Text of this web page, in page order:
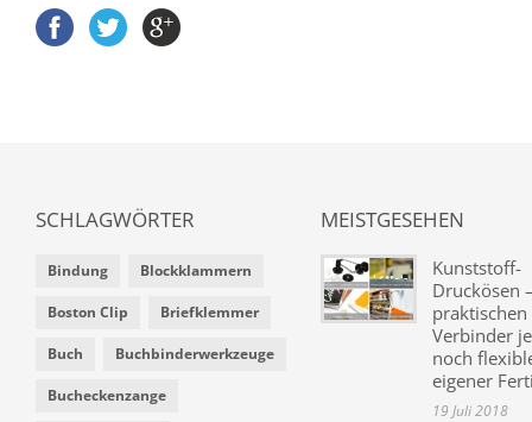
SCHLAGWÖRTER
Bindung Blockklammern
Boston Clip Briefklemmer
Buch Buchbinderwerkzeuge
Bucheckenzange
MEISTGESEHEN
Kunststoff-
Druckösen
praktischen
Verbinder
noch
eigener
19 Juli 2018